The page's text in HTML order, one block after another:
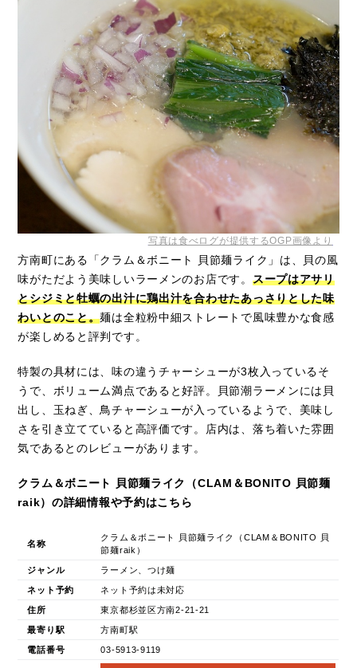
写真は食べログが提供するOGP画像より
方南町にある「クラム＆ボニート 貝節麺ライク」は、貝の風
味がただよう美味しいラーメンのお店です。 スープはアサリ
とシジミと牡蠣の出汁に鶏出汁を合わせたあっさりとした味
わいとのこと。麺は全粒粉中細ストレートで風味豊かな食感
が楽しめると評判です。
特製の具材には、味の違うチャーシューが3枚入っているそ
うで、ボリューム満点であると好評。貝節潮ラーメンには貝
出し、玉ねぎ、鳥チャーシューが入っているようで、美味し
さを引き立てていると高評価です。店内は、落ち着いた雰囲
気であるとのレビューがあります。
クラム＆ボニート 貝節麺ライク（CLAM＆BONITO 貝節麺
raik）の詳細情報や予約はこちら
名称
クラム＆ボニート 貝節麺ライク（CLAM＆BONITO 貝
節麺raik）
ジャンル ラーメン、つけ麺
ネット予約 ネット予約は未対応
住所 東京都杉並区方南2-21-21
最寄り駅 方南町駅
電話番号 03-5913-9119